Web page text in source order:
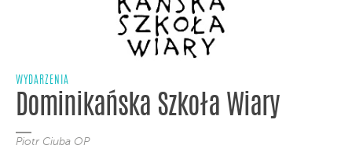
WYDARZENIA
Dominikańska Szkoła Wiary
Piotr Ciuba OP